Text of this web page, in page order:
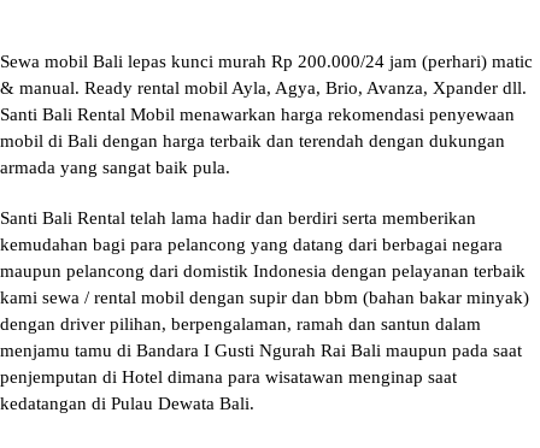
Sewa mobil Bali lepas kunci murah Rp 200.000/24 jam (perhari) matic
& manual. Ready rental mobil Ayla, Agya, Brio, Avanza, Xpander dll.
Santi Bali Rental Mobil menawarkan harga rekomendasi penyewaan
mobil di Bali dengan harga terbaik dan terendah dengan dukungan
armada yang sangat baik pula.
Santi Bali Rental telah lama hadir dan berdiri serta memberikan
kemudahan bagi para pelancong yang datang dari berbagai negara
maupun pelancong dari domistik Indonesia dengan pelayanan terbaik
kami sewa / rental mobil dengan supir dan bbm (bahan bakar minyak)
dengan driver pilihan, berpengalaman, ramah dan santun dalam
menjamu tamu di Bandara I Gusti Ngurah Rai Bali maupun pada saat
penjemputan di Hotel dimana para wisatawan menginap saat
kedatangan di Pulau Dewata Bali.